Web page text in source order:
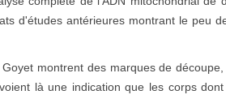
d'études antérieures montrant le peu
montrent des marques de
là une indication que les corps